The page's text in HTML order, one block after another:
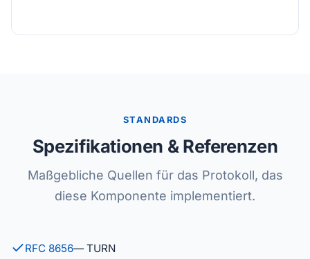
STANDARDS
Spezifikationen & Referenzen
Maßgebliche Quellen für das Protokoll, das
diese Komponente implementiert.
RFC 8656— TURN